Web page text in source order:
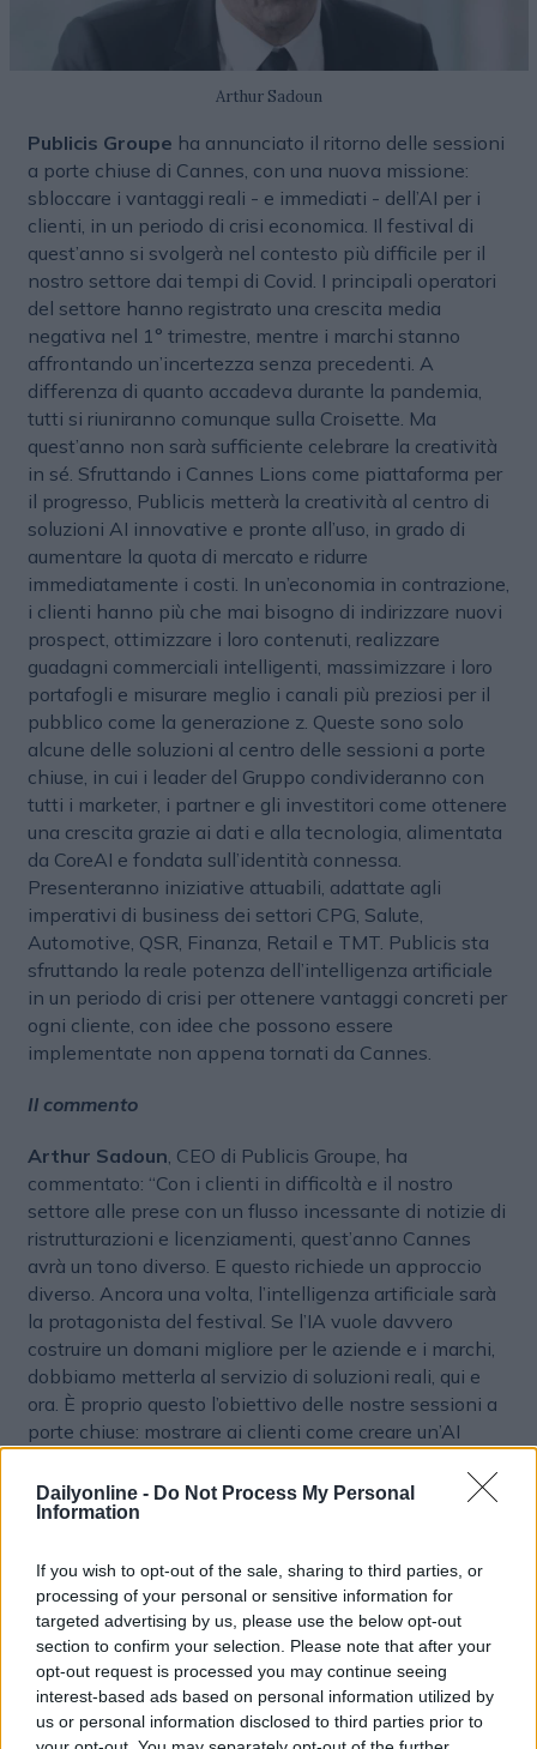
Dailyonline - Do Not Process My Personal
Information
If you wish to opt-out of the sale, sharing to third parties, or
processing of your personal or sensitive information for
targeted advertising by us, please use the below opt-out
section to confirm your selection. Please note that after your
opt-out request is processed you may continue seeing
interest-based ads based on personal information utilized by
us or personal information disclosed to third parties prior to
Arthur Sadoun
Publicis Groupe ha annunciato il ritorno delle sessioni
a porte chiuse di Cannes, con una nuova missione:
sbloccare i vantaggi reali - e immediati - dell’AI per i
clienti, in un periodo di crisi economica. Il festival di
quest’anno si svolgerà nel contesto più difficile per il
nostro settore dai tempi di Covid. I principali operatori
del settore hanno registrato una crescita media
negativa nel 1° trimestre, mentre i marchi stanno
affrontando un’incertezza senza precedenti. A
differenza di quanto accadeva durante la pandemia,
tutti si riuniranno comunque sulla Croisette. Ma
quest’anno non sarà sufficiente celebrare la creatività
in sé. Sfruttando i Cannes Lions come piattaforma per
il progresso, Publicis metterà la creatività al centro di
soluzioni AI innovative e pronte all’uso, in grado di
aumentare la quota di mercato e ridurre
immediatamente i costi. In un’economia in contrazione,
i clienti hanno più che mai bisogno di indirizzare nuovi
prospect, ottimizzare i loro contenuti, realizzare
guadagni commerciali intelligenti, massimizzare i loro
portafogli e misurare meglio i canali più preziosi per il
pubblico come la generazione z. Queste sono solo
alcune delle soluzioni al centro delle sessioni a porte
chiuse, in cui i leader del Gruppo condivideranno con
tutti i marketer, i partner e gli investitori come ottenere
una crescita grazie ai dati e alla tecnologia, alimentata
da CoreAI e fondata sull’identità connessa.
Presenteranno iniziative attuabili, adattate agli
imperativi di business dei settori CPG, Salute,
Automotive, QSR, Finanza, Retail e TMT. Publicis sta
sfruttando la reale potenza dell’intelligenza artificiale
in un periodo di crisi per ottenere vantaggi concreti per
ogni cliente, con idee che possono essere
implementate non appena tornati da Cannes.
Il commento
Arthur Sadoun, CEO di Publicis Groupe, ha
commentato: “Con i clienti in difficoltà e il nostro
settore alle prese con un flusso incessante di notizie di
ristrutturazioni e licenziamenti, quest’anno Cannes
avrà un tono diverso. E questo richiede un approccio
diverso. Ancora una volta, l’intelligenza artificiale sarà
la protagonista del festival. Se l’IA vuole davvero
costruire un domani migliore per le aziende e i marchi,
dobbiamo metterla al servizio di soluzioni reali, qui e
ora. È proprio questo l’obiettivo delle nostre sessioni a
porte chiuse: mostrare ai clienti come creare un’AI
economisti, analisti e stampa. Non ci sarà molta
sabbia e sole in queste sessioni, ma ci saranno idee
immediatamente per ottenere risultati aziendali
tangibili e compensare qualsiasi potenziale
rallentamento già nel prossimo trimestre. La vecchia
battuta era ‘quello che succede a Cannes, rimane a
Cannes’. Quest’anno, ciò che accade a Cannes
dovrebbe avere un impatto positivo immediato sul
business, al di là di Cannes”.